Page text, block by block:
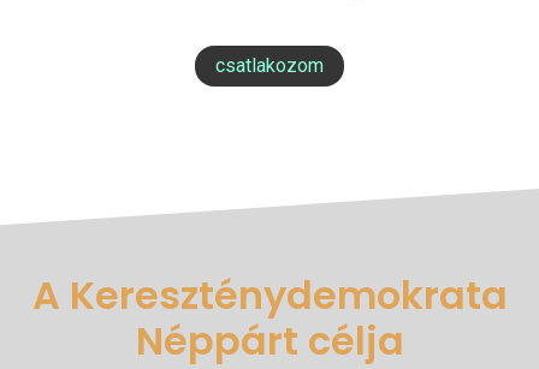
csatlakozom
A Kereszténydemokrata
Néppárt célja